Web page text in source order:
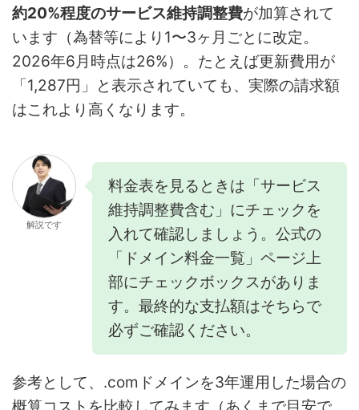
約20%程度のサービス維持調整費が加算されて
います（為替等により1〜3ヶ月ごとに改定。
2026年6月時点は26%）。たとえば更新費用が
「1,287円」と表示されていても、実際の請求額
はこれより高くなります。
解説です
料金表を見るときは「サービス
維持調整費含む」にチェックを
入れて確認しましょう。公式の
「ドメイン料金一覧」ページ上
部にチェックボックスがありま
す。最終的な支払額はそちらで
必ずご確認ください。
参考として、.comドメインを3年運用した場合の